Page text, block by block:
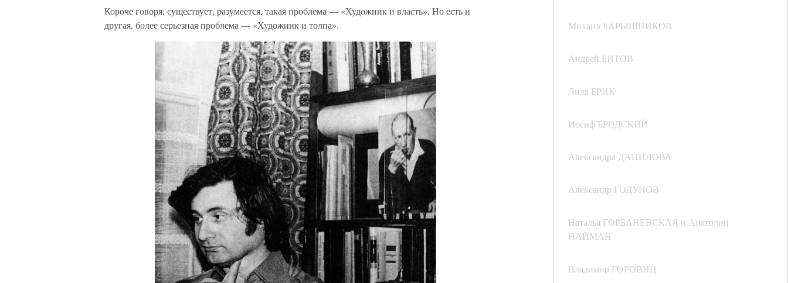
Михаил БАРЫШНИКОВ
Андрей БИТОВ
Лиля БРИК
Иосиф БРОДСКИЙ
Александра ДАНИЛОВА
Александр ГОДУНОВ
Наталья ГОРБАНЕВСКАЯ и Анатолий
НАЙМАН
Владимир ГОРОВИЦ
Короче говоря, существует, разумеется, такая проблема — «Художник и власть». Но есть и
другая, более серьезная проблема — «Художник и толпа».